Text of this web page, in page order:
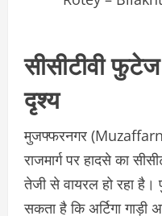
सीसीटीवी
दृश्य
मुजफ्फरनगर
राजमार्ग पर हादसे का
तेजी से वायरल हो रहा
सकता है कि अर्टिगा